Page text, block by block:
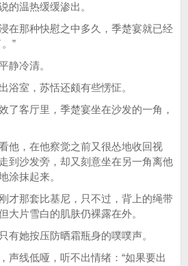
的温热缓缓渗出。
那种快慰之中多久，季楚宴就已经
”
冷清。
室，苏恬还颇有些愣怔。
客厅里，季楚宴坐在沙发的一角，
，在他察觉之前又很怂地收回视
到沙发旁，却又刻意坐在另一角离他
涂抹起来。
那套比基尼，只不过，背上的绳带
大片雪白的肌肤仍裸露在外。
她按压防晒霜瓶身的噗噗声。
线低哑，听不出情绪：“如果要出